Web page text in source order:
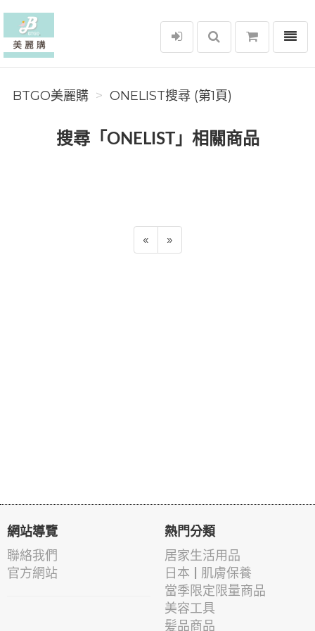
BTGO美麗購
選單
BTGO美麗購 ONELIST搜尋 (第1頁)
搜尋「ONELIST」相關商品
« »
網站導覽
聯絡我們
官方網站
熱門分類
居家生活用品
日本 | 肌膚保養
當季限定限量商品
美容工具
髪品商品